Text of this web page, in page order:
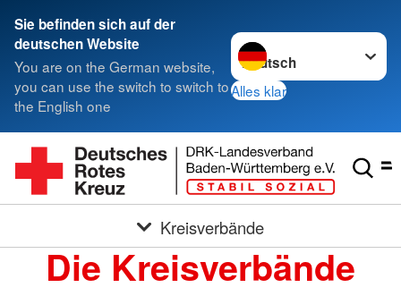
Sie befinden sich auf der
deutschen Website
You are on the German website,
you can use the switch to switch to
the English one
Sprache wechseln zu
Alles klar
Kreisverbände
Die Kreisverbände